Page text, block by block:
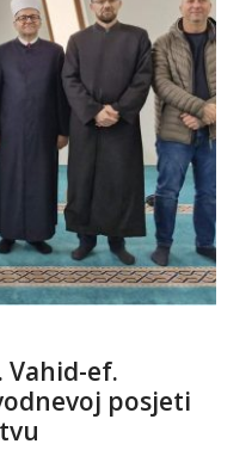
ef.
posjeti